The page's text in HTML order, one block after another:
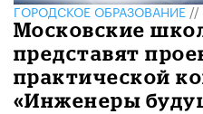
ГОРОДСКОЕ ОБРАЗОВАНИЕ//
Московские
представят
практической
«Инженеры